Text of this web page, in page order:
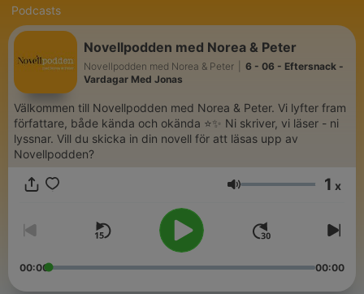
Podcasts
Novellpodden med Norea & Peter
Novellpodden med Norea & Peter
6 - 06 - Eftersnack -
Vardagar Med Jonas
Välkommen till Novellpodden med Norea & Peter. Vi lyfter fram
författare, både kända och okända ⭐️✨ Ni skriver, vi läser - ni
lyssnar. Vill du skicka in din novell för att läsas upp av
Novellpodden?
Volym 1 x
00:00 00:00